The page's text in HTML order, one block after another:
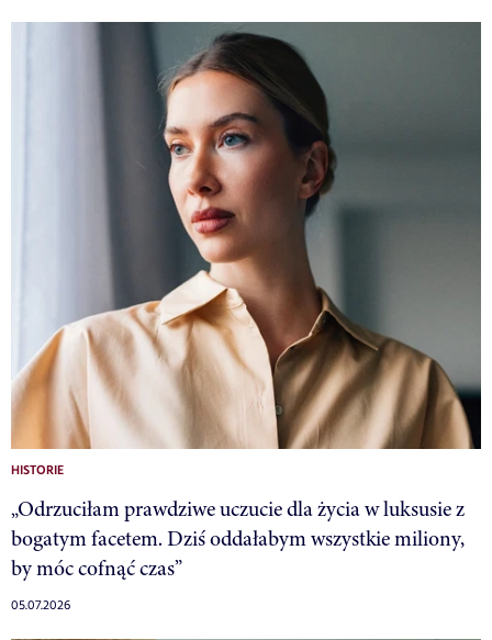
HISTORIE
„Odrzuciłam prawdziwe uczucie dla życia w luksusie z
bogatym facetem. Dziś oddałabym wszystkie miliony,
by móc cofnąć czas”
05.07.2026